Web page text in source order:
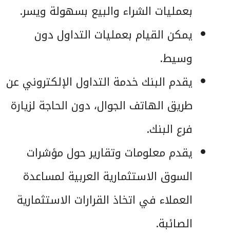
بعمليات الشراء والبيع بسهولة ويسر.
يمكن القيام بعمليات التداول دون
وسيط.
يقدم البنك خدمة التداول الإلكتروني عن
طريق الهاتف الجوال، دون الحاجة لزيارة
فرع البنك.
يقدم معلومات وتقارير حول مؤشرات
السوق الاستثمارية العربية لمساعدة
العملاء في اتخاذ القرارات الاستثمارية
الصائبة.